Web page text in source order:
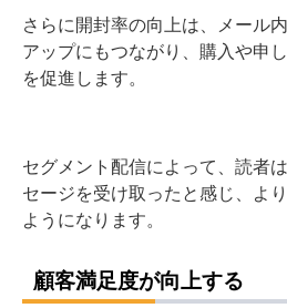
さらに開封率の向上は、メール
アップにもつながり、購入や申
を促進します。
セグメント配信によって、読者
セージを受け取ったと感じ、よ
ようになります。
顧客満足度が向上する